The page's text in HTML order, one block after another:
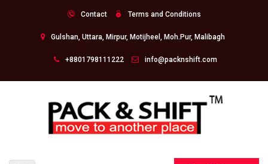
Contact Terms and Conditions
Gulshan, Uttara, Mirpur, Motijheel, Moh.Pur, Malibagh
+8801798111222 info@packnshift.com